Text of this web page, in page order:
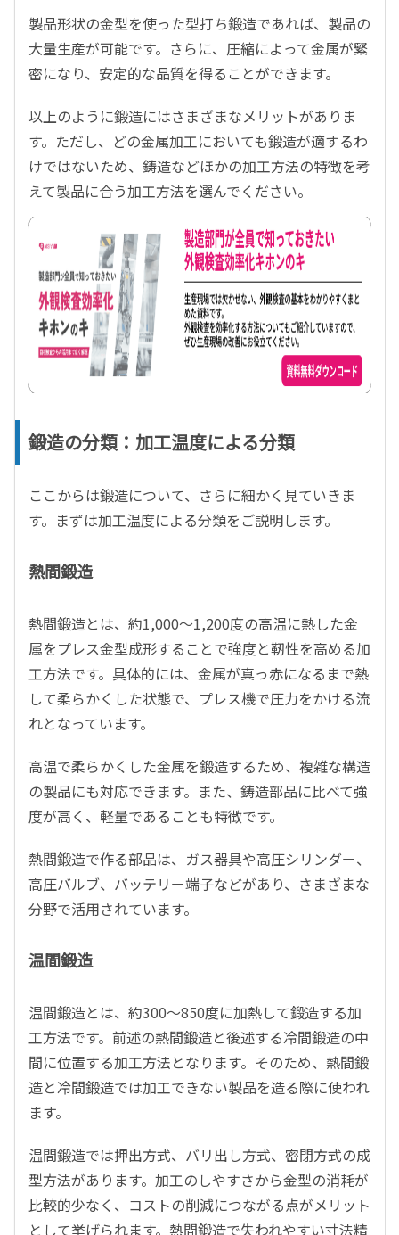
製品形状の金型を使った型打ち鍛造であれば、製品の
大量生産が可能です。さらに、圧縮によって金属が緊
密になり、安定的な品質を得ることができます。
以上のように鍛造にはさまざまなメリットがありま
す。ただし、どの金属加工においても鍛造が適するわ
けではないため、鋳造などほかの加工方法の特徴を考
えて製品に合う加工方法を選んでください。
鍛造の分類：加工温度による分類
ここからは鍛造について、さらに細かく見ていきま
す。まずは加工温度による分類をご説明します。
熱間鍛造
熱間鍛造とは、約1,000〜1,200度の高温に熱した金
属をプレス金型成形することで強度と靭性を高める加
工方法です。具体的には、金属が真っ赤になるまで熱
して柔らかくした状態で、プレス機で圧力をかける流
れとなっています。
高温で柔らかくした金属を鍛造するため、複雑な構造
の製品にも対応できます。また、鋳造部品に比べて強
度が高く、軽量であることも特徴です。
熱間鍛造で作る部品は、ガス器具や高圧シリンダー、
高圧バルブ、バッテリー端子などがあり、さまざまな
分野で活用されています。
温間鍛造
温間鍛造とは、約300〜850度に加熱して鍛造する加
工方法です。前述の熱間鍛造と後述する冷間鍛造の中
間に位置する加工方法となります。そのため、熱間鍛
造と冷間鍛造では加工できない製品を造る際に使われ
ます。
温間鍛造では押出方式、バリ出し方式、密閉方式の成
型方法があります。加工のしやすさから金型の消耗が
比較的少なく、コストの削減につながる点がメリット
として挙げられます。熱間鍛造で失われやすい寸法精